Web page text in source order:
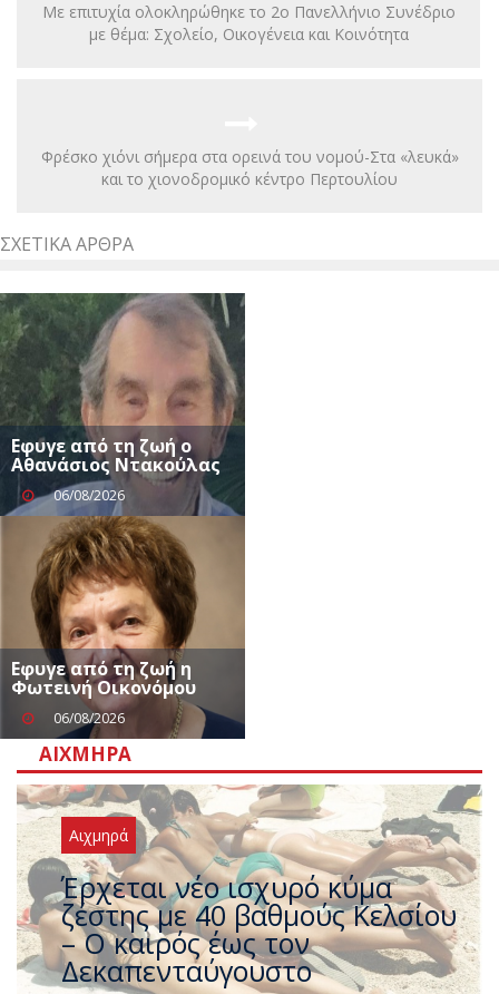
Με επιτυχία ολοκληρώθηκε το 2ο Πανελλήνιο Συνέδριο
με θέμα: Σχολείο, Οικογένεια και Κοινότητα
Φρέσκο χιόνι σήμερα στα ορεινά του νομού-Στα «λευκά»
και το χιονοδρομικό κέντρο Περτουλίου
ΣΧΕΤΙΚΆ ΆΡΘΡΑ
Εφυγε από τη ζωή ο
Αθανάσιος Ντακούλας
06/08/2026
Eφυγε από τη ζωή η
Φωτεινή Οικονόμου
06/08/2026
ΑΙΧΜΗΡΆ
Αιχμηρά
Άφαντος ο Τσίπρας… την ώρα
που η χώρα καίγεται